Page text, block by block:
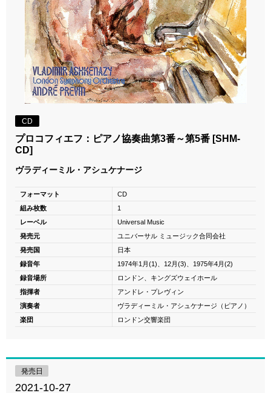
CD
プロコフィエフ：ピアノ協奏曲第3番～第5番 [SHM-
CD]
ヴラディーミル・アシュケナージ
フォーマット
CD
組み枚数
1
レーベル
Universal Music
発売元
ユニバーサル ミュージック合同会社
発売国
日本
録音年
1974年1月(1)、12月(3)、1975年4月(2)
録音場所
ロンドン、キングズウェイホール
指揮者
アンドレ・プレヴィン
演奏者
ヴラディーミル・アシュケナージ（ピアノ）
楽団
ロンドン交響楽団
発売日
2021-10-27